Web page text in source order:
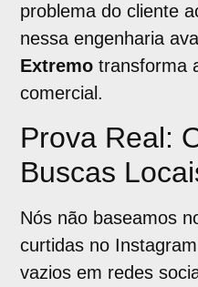
problema do cliente
nessa engenharia
Extremo transforma
comercial.
Prova Real:
Buscas
Nós não baseamos
curtidas no
vazios em redes